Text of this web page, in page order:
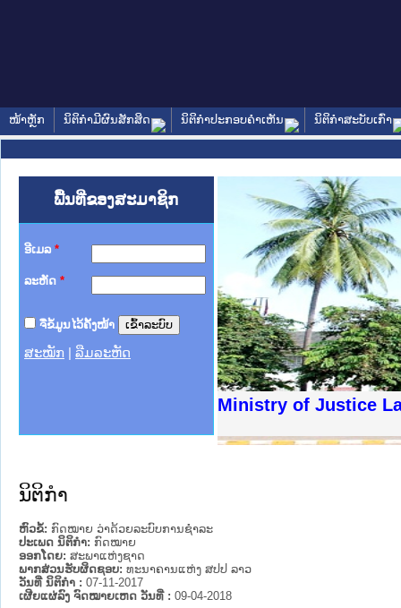
ໜ້າຫຼັກ ນິຕິກໍາມີຜົນສັກສິດ ນິຕິກໍາປະກອບຄໍາເຫັນ ນິຕິກໍາສະບັບເກົ່າ
ພື້ນທີ່ຂອງສະມາຊິກ
ອີເມລ *
ລະຫັດ *
ຈື່ຂໍ້ມູນໄວ້ຄັ້ງໜ້າ
ສະໝັກ ລືມລະຫັດ
Ministry of Justice
າຊົນ ພາກເໜືອ
ການ
ກາງ
ໃຕ້
ຕຳຫຼວດປະຊາຊົນ
ສັນຕິບານປະຊາຊົນ
ກເໜືອ
າຊົນ ພາກກາງ
ນິຕິກໍາ
ຫົວຂໍ້: ກົດໝາຍ ວ່າດ້ວຍລະບົບການຊຳລະ
ປະເພດ ນິຕິກໍາ: ກົດໝາຍ
ອອກໂດຍ: ສະພາແຫ່ງຊາດ
ພາກສ່ວນຮັບຜິດຊອບ: ທະນາຄານແຫ່ງ ສປປ ລາວ
ວັນທີ່ ນິຕິກໍາ : 07-11-2017
ເຜີຍແຜ່ລົງ ຈົດໝາຍເຫດ ວັນທີ່ : 09-04-2018